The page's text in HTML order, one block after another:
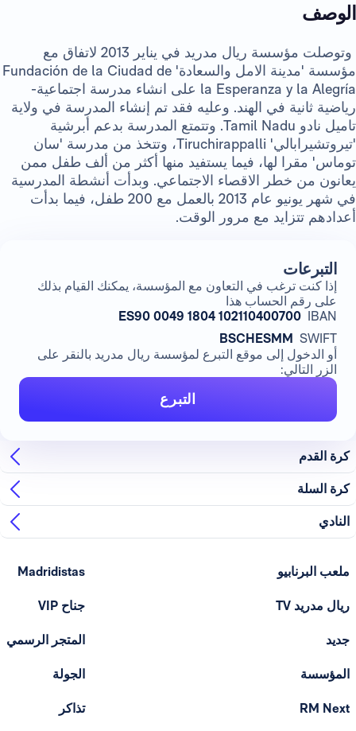
الوصف
وتوصلت مؤسسة ريال مدريد في يناير 2013 لاتفاق مع
مؤسسة 'مدينة الامل والسعادة' Fundación de la Ciudad de
la Esperanza y la Alegría على انشاء مدرسة اجتماعية-
رياضية ثانية في الهند. وعليه فقد تم إنشاء المدرسة في ولاية
تاميل نادو Tamil Nadu. وتتمتع المدرسة بدعم أبرشية
'تيروتشيرابالي' Tiruchirappalli، وتتخذ من مدرسة 'سان
توماس' مقرا لها، فيما يستفيد منها أكثر من ألف طفل ممن
يعانون من خطر الاقصاء الاجتماعي. وبدأت أنشطة المدرسية
في شهر يونيو عام 2013 بالعمل مع 200 طفل، فيما بدأت
أعدادهم تتزايد مع مرور الوقت.
التبرعات
إذا كنت ترغب في التعاون مع المؤسسة، يمكنك القيام بذلك
على رقم الحساب هذا
IBAN
ES90 0049 1804 102110400700
SWIFT
BSCHESMM
أو الدخول إلى موقع التبرع لمؤسسة ريال مدريد بالنقر على
الزر التالي:
التبرع
كرة القدم
كرة السلة
النادي
ملعب البرنابيو
ريال مدريد TV
جديد
المؤسسة
RM Next
Madridistas
جناح VIP
المتجر الرسمي
الجولة
تذاكر